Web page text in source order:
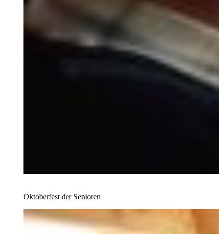
Oktoberfest der Senioren